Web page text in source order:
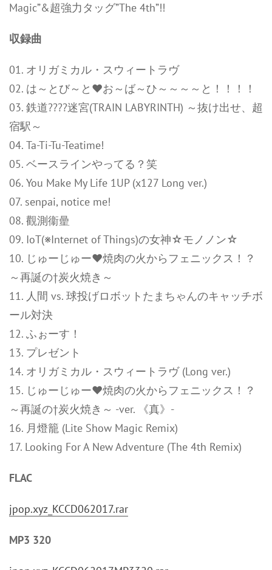
Magic”&超強力タッグ”The 4th”!!
収録曲
01. オリガミカル・スウィートラヴ
02. は～とび～と♥お～ば～ひ～～～～と！！！！
03. 鉄道????迷宮(TRAIN LABYRINTH) ～抜け出せ、超
宿駅～
04. Ta-Ti-Tu-Teatime!
05. ベースラインやってる？笑
06. You Make My Life 1UP (x127 Long ver.)
07. senpai, notice me!
08. 觀測衞曐
09. IoT(※Internet of Things)の女神☆モノノン☆
10. じゅーじゅー♥焼肉の火からフェニックス！？
～再誕の†炭火焼き～
11. 人間 vs. 球投げロボットたまちゃんのキャッチボ
ール対決
12. ふぉーす！
13. プレゼント
14. オリガミカル・スウィートラヴ (Long ver.)
15. じゅーじゅー♥焼肉の火からフェニックス！？
～再誕の†炭火焼き～ -ver. 《真》-
16. 月燈籠 (Lite Show Magic Remix)
17. Looking For A New Adventure (The 4th Remix)
FLAC
jpop.xyz_KCCD062017.rar
MP3 320